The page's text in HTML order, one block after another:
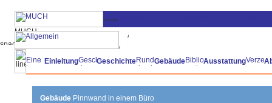
Einleitung Geschichte Gebäude Ausstattung
Gebäude Pinnwand in einem Büro